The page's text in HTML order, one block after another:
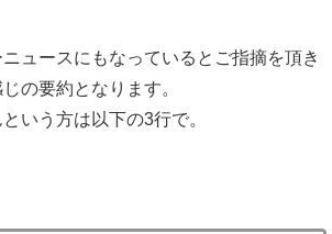
ュースにもなっているとご指摘を頂き
の要約となります。
いう方は以下の3行で。